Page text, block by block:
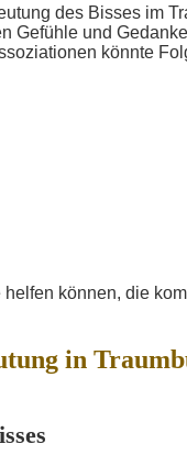
des Bisses im
Gefühle und
könnte
können, die
in